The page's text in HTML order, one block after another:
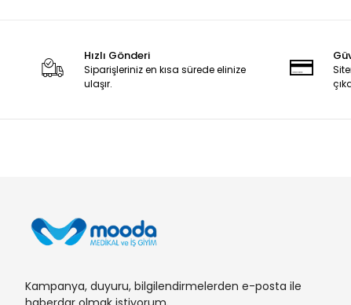
Hızlı Gönderi
Siparişleriniz en kısa sürede elinize
ulaşır.
Kampanya, duyuru, bilgilendirmelerden e-posta ile